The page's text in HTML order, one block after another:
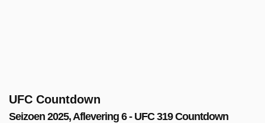
UFC Countdown
Seizoen 2025, Aflevering 6 - UFC 319 Countdown